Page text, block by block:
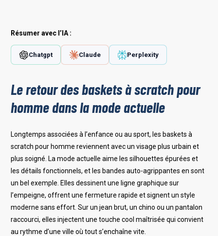
Résumer avec l’IA :
Chatgpt Claude Perplexity
Le retour des baskets à scratch pour
homme dans la mode actuelle
Longtemps associées à l’enfance ou au sport, les baskets à
scratch pour homme reviennent avec un visage plus urbain et
plus soigné. La mode actuelle aime les silhouettes épurées et
les détails fonctionnels, et les bandes auto-agrippantes en sont
un bel exemple. Elles dessinent une ligne graphique sur
l’empeigne, offrent une fermeture rapide et signent un style
moderne sans effort. Sur un jean brut, un chino ou un pantalon
raccourci, elles injectent une touche cool maîtrisée qui convient
au rythme d’une ville où tout s’enchaîne vite.